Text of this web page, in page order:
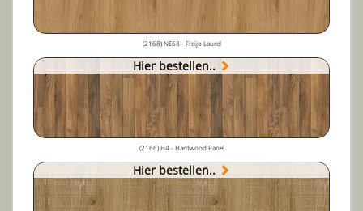
(2168) NE68 - Freijo Laurel
Hier bestellen..
(2166) H4 - Hardwood Panel
Hier bestellen..